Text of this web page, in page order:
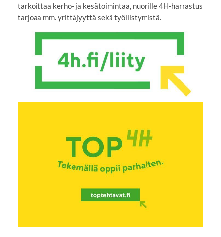
tarkoittaa kerho- ja kesätoimintaa, nuorille 4H-harrastus
tarjoaa mm. yrittäjyyttä sekä työllistymistä.